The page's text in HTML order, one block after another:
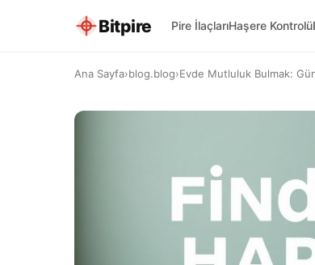
Bitpire Pire İlaçlarıHaşere Kontrolü
Ana Sayfa›blog.blog›Evde Mutluluk Bulmak: